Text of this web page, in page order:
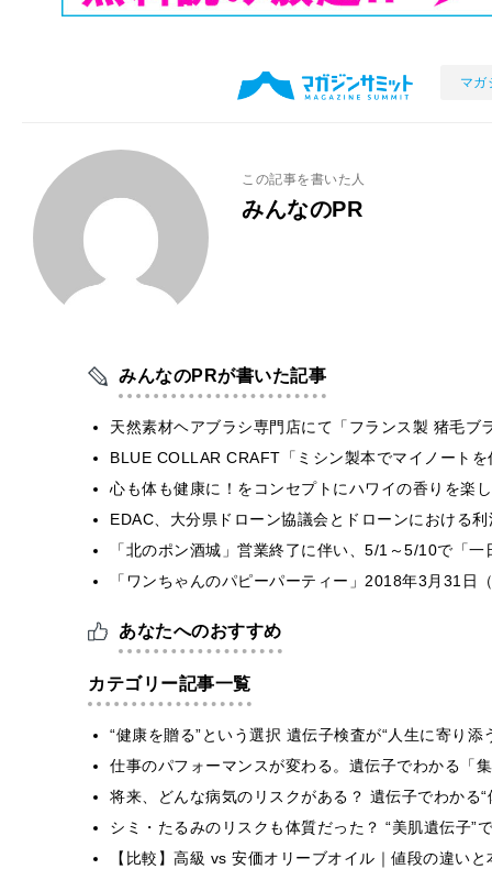
マガ
この記事を書いた人
みんなのPR
みんなのPRが書いた記事
天然素材ヘアブラシ専門店にて「フランス製 猪毛ブ
BLUE COLLAR CRAFT「ミシン製本でマイノート
心も体も健康に！をコンセプトにハワイの香りを楽
EDAC、大分県ドローン協議会とドローンにおける
「北のポン酒城」営業終了に伴い、5/1～5/10で「
「ワンちゃんのパピーパーティー」2018年3月31日
あなたへのおすすめ
カテゴリー記事一覧
“健康を贈る”という選択 遺伝子検査が“人生に寄り添
仕事のパフォーマンスが変わる。遺伝子でわかる「
将来、どんな病気のリスクがある？ 遺伝子でわかる
シミ・たるみのリスクも体質だった？ “美肌遺伝子”
【比較】高級 vs 安価オリーブオイル｜値段の違い